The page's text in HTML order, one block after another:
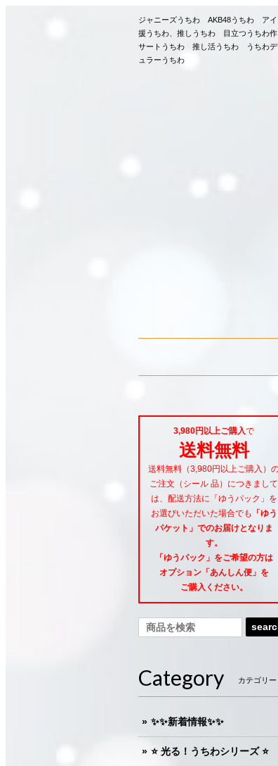
ジャニーズうちわ AKB48うちわ ア
援うちわ、推しうちわ 目立つうちわ
サートうちわ 推し活うちわ うちわ
ュラーうちわ
3,980円以上ご購入で
送料無料
送料無料（3,980円以上ご購入）
ご注文（シール 品）につきまして
は、配送方法に「ゆうパック」を
お選びいただいた場合でも
「ゆう
パケット」でのお届けとなりま
す。
「ゆうパック」をご希望の方は
オプション「あんしん便」 を
ご購入ください。
Category カテゴリー
✨✨新着情報✨✨
⭐️ 光る！うちわシリーズ ⭐️